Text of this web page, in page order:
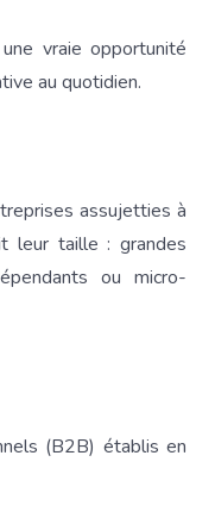
vraie opportunité
au quotidien.
assujetties à
leur taille : grandes
ou micro-
(B2B) établis en